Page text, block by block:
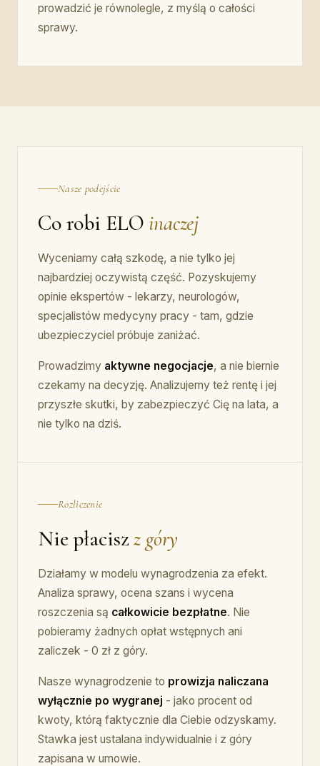
prowadzić je równolegle, z myślą o całości
sprawy.
Nasze podejście
Co robi ELO inaczej
Wyceniamy całą szkodę, a nie tylko jej
najbardziej oczywistą część. Pozyskujemy
opinie ekspertów - lekarzy, neurologów,
specjalistów medycyny pracy - tam, gdzie
ubezpieczyciel próbuje zaniżać.
Prowadzimy aktywne negocjacje, a nie biernie
czekamy na decyzję. Analizujemy też rentę i jej
przyszłe skutki, by zabezpieczyć Cię na lata, a
nie tylko na dziś.
Rozliczenie
Nie płaciszz góry
Działamy w modelu wynagrodzenia za efekt.
Analiza sprawy, ocena szans i wycena
roszczenia są całkowicie bezpłatne. Nie
pobieramy żadnych opłat wstępnych ani
zaliczek - 0 zł z góry.
Nasze wynagrodzenie to prowizja naliczana
wyłącznie po wygranej - jako procent od
kwoty, którą faktycznie dla Ciebie odzyskamy.
Stawka jest ustalana indywidualnie i z góry
zapisana w umowie.